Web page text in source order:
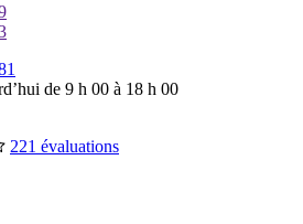
de 9 h 00 à 18 h 00
221 évaluations